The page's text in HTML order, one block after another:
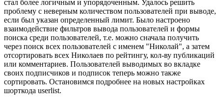
стал более логичным и упорядоченным. Удалось решить
проблему с неверным количеством пользователей при выводе,
если был указан определенный лимит. Было настроено
взаимодействие фильтров вывода пользователей и формы
поиска среди пользователей, т.е. можно сначала получить
через поиск всех пользователей с именем "Николай", а затем
отсортировать всех Николаев по рейтингу, кол-ву публикаций
или комментариев. Пользователей выводимых во вкладке
своих подписчиков и подписок теперь можно также
сортировать. Остановимся подробнее на новых настройках
шорткода userlist.